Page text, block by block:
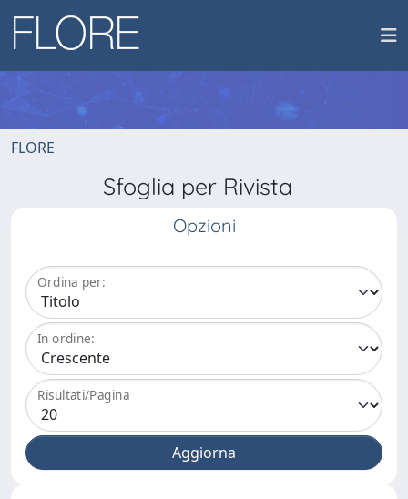
FLORE
Sfoglia per Rivista
Opzioni
Ordina per:
In ordine:
Risultati/Pagina